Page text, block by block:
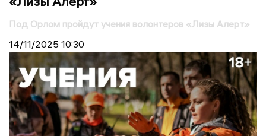
Под Орлом пройдут учения волонтеров «Лизы Алерт»
14/11/2025 10:30